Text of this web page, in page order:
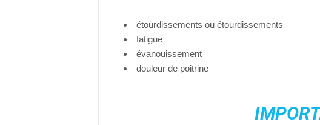
étourdissements ou étourdissements
fatigue
évanouissement
douleur de poitrine